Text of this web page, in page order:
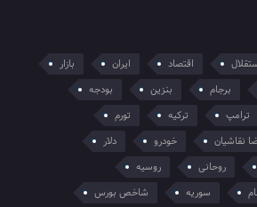
اقتصاد ایران
بازار
برجام بنزین
بودجه
ترامپ ترکیه
تورم
نقاشیان خودرو
دلار
روحانی
روسیه
سوریه شاخص بورس